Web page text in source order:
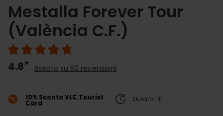
Mestalla Forever Tour
(València C.F.)
4.8 Basato su 92 recensioni
10% Sconto VLC Tourist
Card Durata: 1h